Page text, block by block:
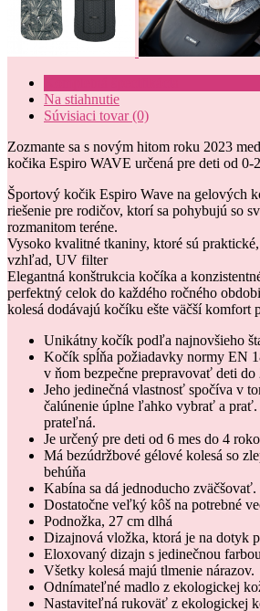
Na stiahnutie
Súvisiaci tovar (0)
Zozmante sa s novým hitom roku 2023
kočika Espiro WAVE určená pre deti od 0-
Športový kočik Espiro Wave na gelových
riešenie pre rodičov, ktorí sa pohybujú so
rozmanitom teréne.
Vysoko kvalitné tkaniny, ktoré sú
vzhľad, UV filter
Elegantná konštrukcia kočíka a
perfektný celok do každého ročného
kolesá dodávajú kočíku ešte väčší komfort
Unikátny kočík podľa najnovšieho
Kočík spĺňa požiadavky normy EN
v ňom bezpečne prepravovať deti do
Jeho jedinečná vlastnosť spočíva v
čalúnenie úplne ľahko vybrať a
prateľná.
Je určený pre deti od 6 mes do 4
Má bezúdržbové gélové kolesá so
behúňa
Kabína sa dá jednoducho zväčšovať.
Dostatočne veľký kôš na potrebné
Podnožka, 27 cm dlhá
Dizajnová vložka, ktorá je na dotyk
Eloxovaný dizajn s jedinečnou farbou
Všetky kolesá majú tlmenie nárazov.
Odnímateľné madlo z ekologickej
Nastaviteľná rukoväť z ekologickej